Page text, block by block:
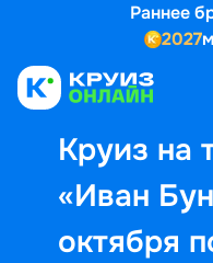
Раннее
2027
Круиз на
«Иван
октября